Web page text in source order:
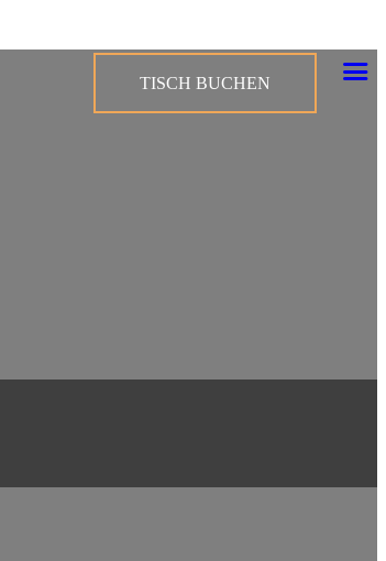
TISCH BUCHEN